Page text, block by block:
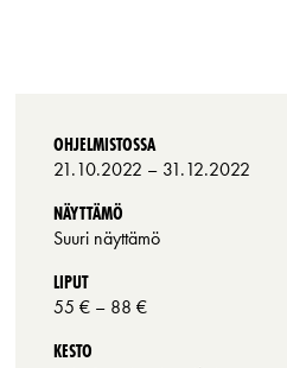
OHJELMISTOSSA
21.10.2022 – 31.12.2022
NÄYTTÄMÖ
Suuri näyttämö
LIPUT
55 € – 88 €
KESTO